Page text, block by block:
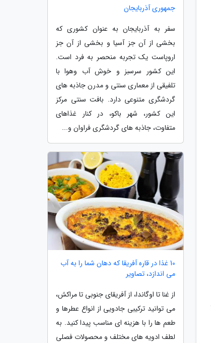
جمهوری آذربایجان
سفر به آذربایجان به عنوان کشوری که
بخشی از آن جز آسیا و بخشی از آن جز
اروپاست یک تجربه منحصر به فرد است.
این کشور سرسبز و خوش آب وهوا با
تلفیقی از معماری سنتی و مدرن جاذبه های
گردشگری متنوعی دارد. بافت سنتی مرکز
این کشور، شهر باکو، در کنار غذاهای
متفاوت، جاذبه های گردشگری فراوان و...
10 غذا در قاره آفریقا که دهان شما را به آب
می اندازد، تصاویر
از غنا تا اوگاندا، از آفریقای جنوبی تا مراکش،
می توانید ترکیبی جادویی از انواع عطرها و
طعم ها را با هزینه ای مناسب پیدا کنید. به
لطف ادویه های مختلف و محصولات فصلی